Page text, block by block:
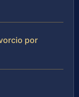
por